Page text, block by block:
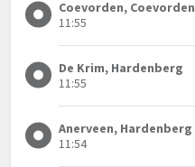
Coevorden, Coevorden
11:55
De Krim, Hardenberg
11:55
Anerveen, Hardenberg
11:54